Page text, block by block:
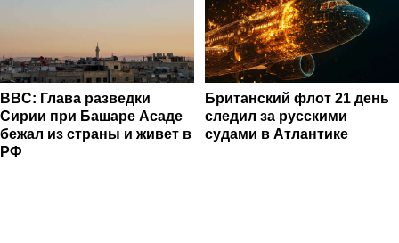
BBC: Глава разведки
Сирии при Башаре Асаде
бежал из страны и живет в
РФ
Британский флот 21 день
следил за русскими
судами в Атлантике